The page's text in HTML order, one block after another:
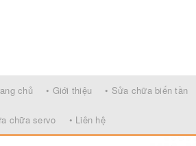
chủ • Giới thiệu • Sửa chữa biến tần
chữa servo • Liên hệ